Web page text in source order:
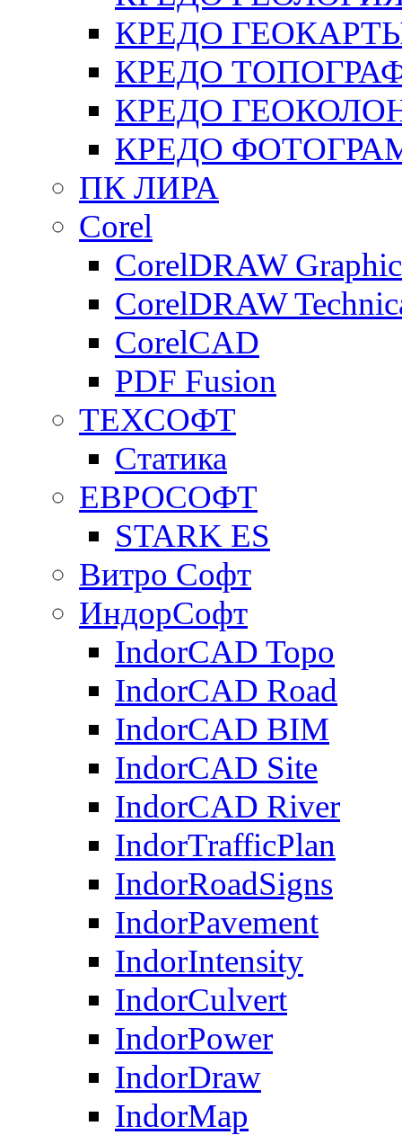
КРЕДО
КРЕДО
КРЕДО
КРЕДО
ПК ЛИРА
Corel
CorelDRAW
CorelDRAW
CorelCAD
PDF Fusion
ТЕХСОФТ
Статика
ЕВРОСОФТ
STARK ES
Витро Софт
ИндорСофт
IndorCAD Topo
IndorCAD Road
IndorCAD BIM
IndorCAD Site
IndorCAD River
IndorTrafficPlan
IndorRoadSigns
IndorPavement
IndorIntensity
IndorCulvert
IndorPower
IndorDraw
IndorMap